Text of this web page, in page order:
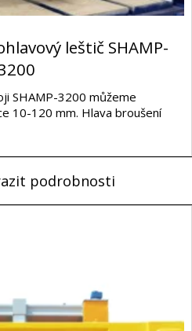
leštič SHAMP-
SHAMP-3200 můžeme
10-120 mm. Hlava broušení
podrobnosti